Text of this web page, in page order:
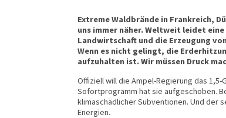
Extreme Waldbrände in Frankreich,
uns immer näher. Weltweit leidet
Landwirtschaft und die Erzeugung
Wenn es nicht gelingt, die
aufzuhalten ist. Wir müssen Druck
Offiziell will die Ampel-Regierung das
Sofortprogramm hat sie aufgeschoben.
klimaschädlicher Subventionen. Und der
Energien.